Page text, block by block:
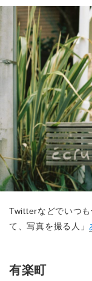
Twitterなどでいつ
て、写真を撮る人」
有楽町